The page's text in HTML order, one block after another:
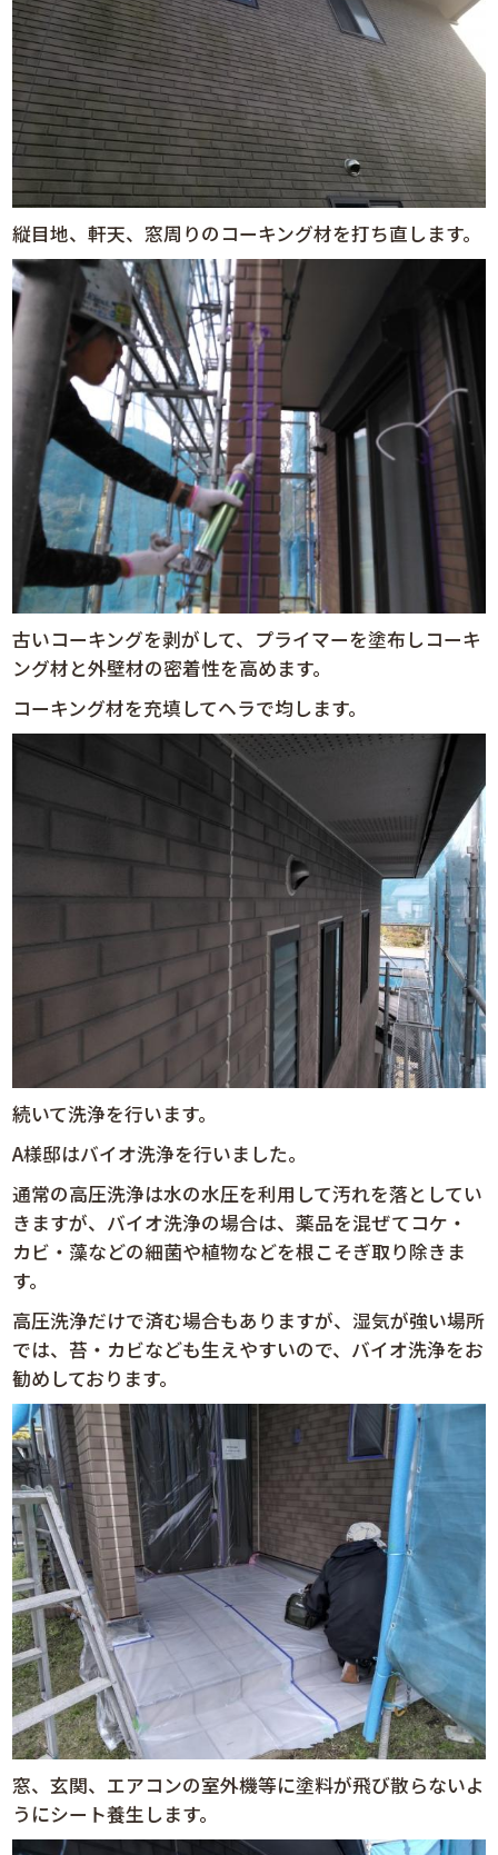
縦目地、軒天、窓周りのコーキング材を打ち直します。
古いコーキングを剥がして、プライマーを塗布しコーキ
ング材と外壁材の密着性を高めます。
コーキング材を充填してヘラで均します。
続いて洗浄を行います。
A様邸はバイオ洗浄を行いました。
通常の高圧洗浄は水の水圧を利用して汚れを落としてい
きますが、バイオ洗浄の場合は、薬品を混ぜてコケ・
カビ・藻などの細菌や植物などを根こそぎ取り除きま
す。
高圧洗浄だけで済む場合もありますが、湿気が強い場所
では、苔・カビなども生えやすいので、バイオ洗浄をお
勧めしております。
窓、玄関、エアコンの室外機等に塗料が飛び散らないよ
うにシート養生します。